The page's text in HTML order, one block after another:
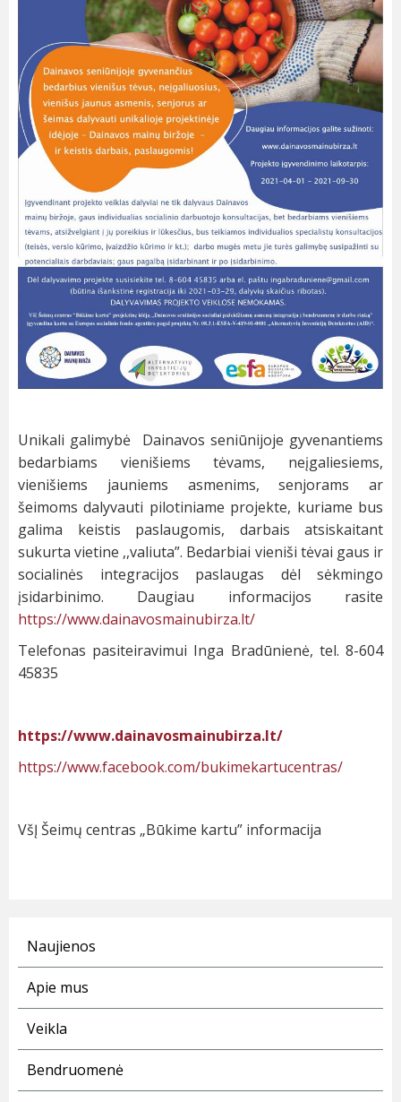
Unikali galimybė Dainavos seniūnijoje gyvenantiems
bedarbiams vienišiems tėvams, neįgaliesiems,
vienišiems jauniems asmenims, senjorams ar
šeimoms dalyvauti pilotiniame projekte, kuriame bus
galima keistis paslaugomis, darbais atsiskaitant
sukurta vietine ,,valiuta”. Bedarbiai vieniši tėvai gaus ir
socialinės integracijos paslaugas dėl sėkmingo
įsidarbinimo. Daugiau informacijos rasite
https://www.dainavosmainubirza.lt/
Telefonas pasiteiravimui Inga Bradūnienė, tel. 8-604
45835
https://www.dainavosmainubirza.lt/
https://www.facebook.com/bukimekartucentras/
VšĮ Šeimų centras „Būkime kartu” informacija
Naujienos
Apie mus
Veikla
Bendruomenė